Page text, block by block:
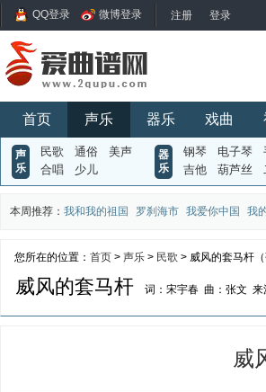
QQ登录 微博登录
首页 声乐 器乐 戏曲
声
乐
民歌 通俗
美声
合唱
少儿
器
乐
钢琴 电子琴
吉他
葫芦丝
本周推荐： 我和我的祖国 罗刹海市 我爱你中国 我
您所在的位置： 首页 > 声乐 > 民歌 > 威风的套马杆（
威风的套马杆 词：宋宇春 曲：张文 来
威